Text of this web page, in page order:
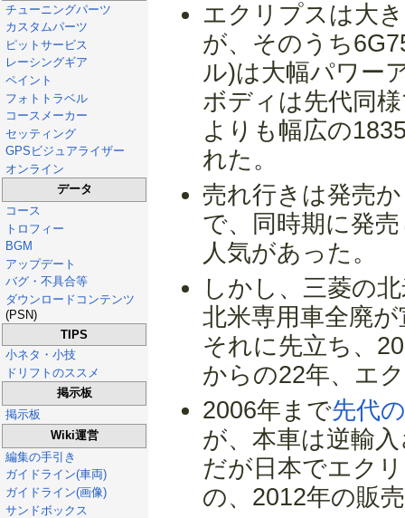
チューニングパーツ
カスタムパーツ
ピットサービス
レーシングギア
ペイント
フォトトラベル
コースメーカー
セッティング
GPSビジュアライザー
オンライン
データ
コース
トロフィー
BGM
アップデート
バグ・不具合等
ダウンロードコンテンツ
(PSN)
TIPS
小ネタ・小技
ドリフトのススメ
掲示板
掲示板
Wiki運営
編集の手引き
ガイドライン(車両)
ガイドライン(画像)
サンドボックス
エクリプスは大
が、そのうち
ル)は大幅パワー
ボディは先代同
よりも幅広の
れた。
売れ行きは発売
で、同時期に発
人気があった。
しかし、三菱の
北米専用車全廃
それに先立ち、
からの22年、エ
2006年まで先代
が、本車は逆輸
だが日本でエク
の、2012年の販